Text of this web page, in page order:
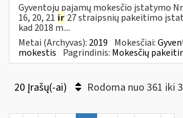
Gyventojų pajamų mokesčio įstatymo
16, 20, 21 ir 27 straipsnių pakeitimo
kad 2018 m....
Metai (Archyvas): 2019 Mokesčiai:
mokestis Pagrindinis: Mokesčių
20 Įrašų(-ai) Rodoma nuo 361 iki